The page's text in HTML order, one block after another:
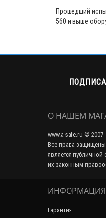
Прошедший
560 и выше
О НАШЕМ
www.a-safe.ru © 2007
Все права
является
их законным
ИНФОРМАЦИЯ
Гарантия